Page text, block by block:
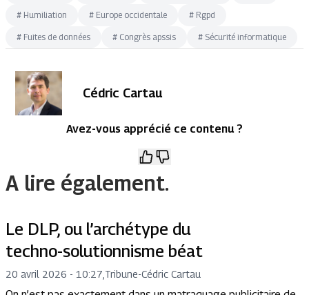
# Humiliation # Europe occidentale # Rgpd
# Fuites de données # Congrès apssis # Sécurité informatique
Cédric Cartau
Avez-vous apprécié ce contenu ?
A lire également.
Le DLP, ou l’archétype du
techno-solutionnisme béat
20 avril 2026 - 10:27 Tribune-Cédric Cartau